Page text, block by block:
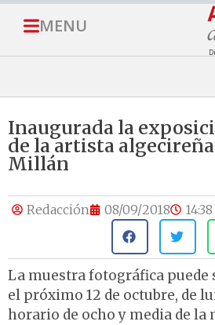
MENU
Inaugurada la
de la artista
Millán
Redacción 08/09/2018 14:38
La muestra fotográfica puede
el próximo 12 de octubre, de
horario de ocho y media de la